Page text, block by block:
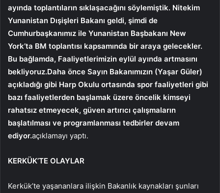
ayında toplantıların sıklaşacağını söylemiştik. Nitekim
Yunanistan Dışişleri Bakanı geldi, şimdi de
Cumhurbaşkanımız ile Yunanistan Başbakanı New
York’ta BM toplantısı kapsamında bir araya gelecekler.
Bu bağlamda, Faaliyetlerimizin eylül ayında artmasını
bekliyoruz.Daha önce Sayın Bakanımızın (Yaşar Güler)
açıkladığı gibi Harp Okulu ortasında spor faaliyetleri gibi
bazı faaliyetlerden başlamak üzere öncelik kimseyi
rahatsız etmeyecek, güven artırıcı çalışmaların
başlatılması ve programlanması tedbirler devam
ediyor.açıklamayı yaptı.
KERKÜK’TE OLAYLAR
Kerkük’te yaşananlara ilişkin Bakanlık kaynakları şunları